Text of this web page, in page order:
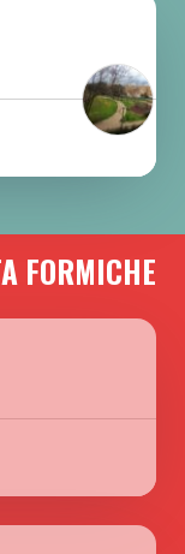
FORMICHE